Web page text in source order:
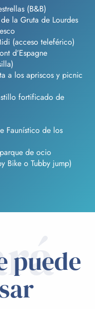
(B&B)
la Gruta de Lourdes
(acceso teleférico)
d’Espagne
a los apriscos y picnic
fortificado de
Faunístico de los
de ocio
Bike o Tubby jump)
puede